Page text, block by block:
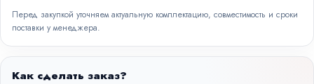
Перед закупкой уточняем актуальную комплектацию, совместимость и сроки
поставки у менеджера.
Как сделать заказ?